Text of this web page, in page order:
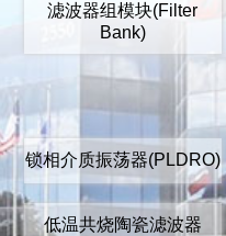
滤波器组模块(Filter
Bank)
锁相介质振荡器(PLDRO)
低温共烧陶瓷滤波器